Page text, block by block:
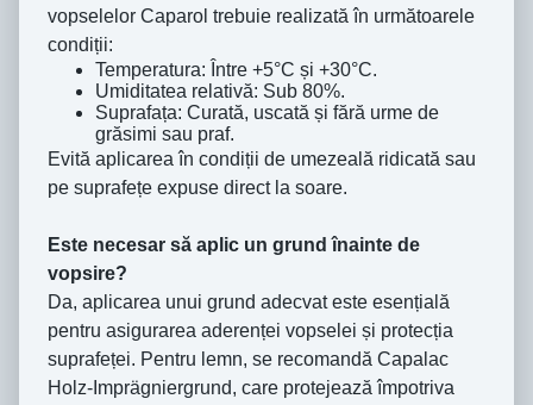
vopselelor Caparol trebuie realizată în următoarele
condiții:
Temperatura: Între +5°C și +30°C.
Umiditatea relativă: Sub 80%.
Suprafața: Curată, uscată și fără urme de
grăsimi sau praf.
Evită aplicarea în condiții de umezeală ridicată sau
pe suprafețe expuse direct la soare.
Este necesar să aplic un grund înainte de
vopsire?
Da, aplicarea unui grund adecvat este esențială
pentru asigurarea aderenței vopselei și protecția
suprafeței. Pentru lemn, se recomandă Capalac
Holz-Imprägniergrund, care protejează împotriva